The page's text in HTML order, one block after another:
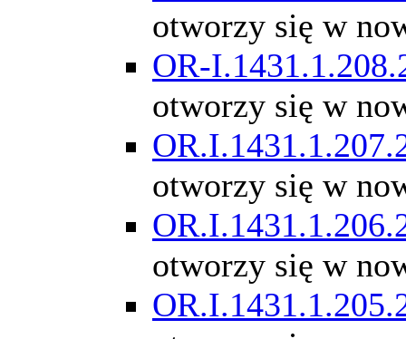
otworzy się w
OR-
otworzy się w
otworzy się w
otworzy się w